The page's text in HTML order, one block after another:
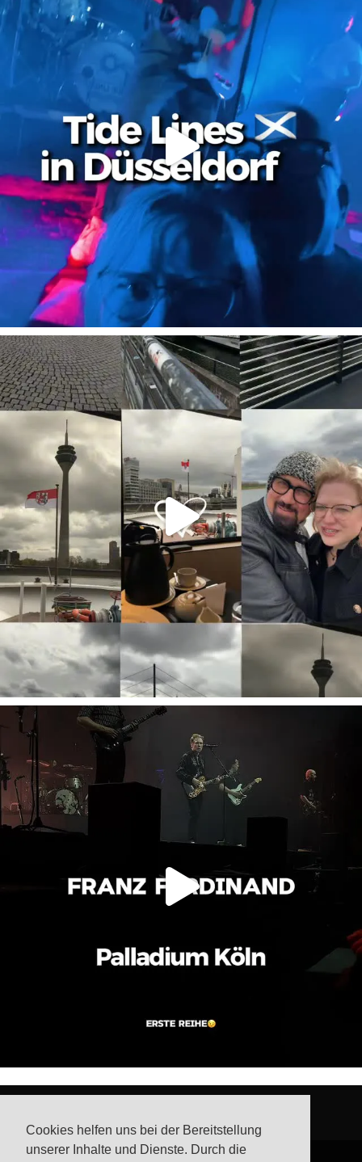
Cookies helfen uns bei der Bereitstellung
unserer Inhalte und Dienste. Durch die